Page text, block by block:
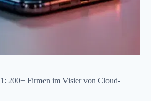
200+ Firmen im Visier von Cloud-